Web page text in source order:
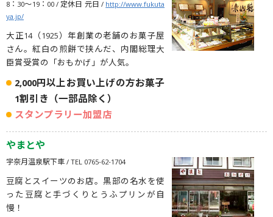
8：30～19：00 / 定休日 元日 /http://www.fukuta
ya.jp/
大正14（1925）年創業の老舗のお菓子屋
さん。紅白の煎餅で挟んだ、内閣総理大
臣賞受賞の「おもかげ」が人気。
2,000円以上お買い上げの方お菓子
1割引き（一部品除く）
スタンプラリー加盟店
やまとや
宇奈月温泉駅下車 / TEL 0765-62-1704
豆腐とスイーツのお店。黒部の名水を使
った豆腐と手づくりとうふプリンが自
慢！